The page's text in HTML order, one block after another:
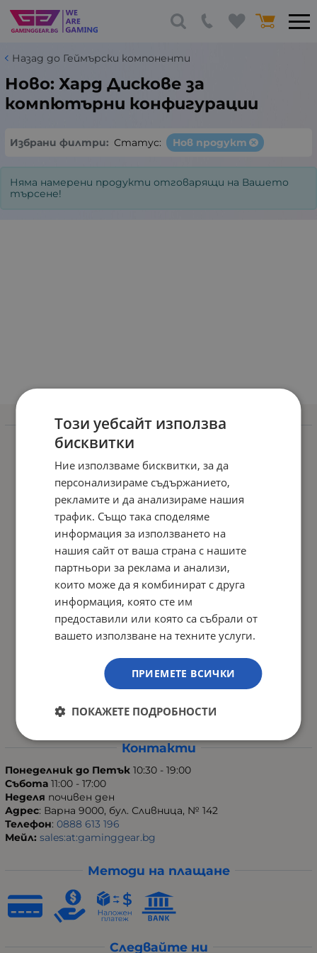
Назад до Геймърски компоненти
Ново: Хард Дискове за
компютърни конфигурации
Избрани филтри: Статус: Нов продукт
Няма намерени продукти отговарящи на Вашето
търсене!
Информация
Доставка и плащане
Гаранционни условия
Политиката за поверителност
Политика за използване на бисквитки
Решаване на спорове - ОРС
Отказ от онлайн поръчка
Условия за връщане
За Нас
Отзиви
Карта на сайта
Контакти
Понеделник до Петък 10:30 - 19:00
Събота 11:00 - 17:00
Неделя почивен ден
Адрес: Варна 9000, бул. Сливница, № 142
Телефон: 0888 613 196
Мейл: sales:at:gaminggear.bg
Методи на плащане
Следвайте ни
Този уебсайт използва
бисквитки
Ние използваме бисквитки, за да
персонализираме съдържанието,
рекламите и да анализираме нашия
трафик. Също така споделяме
информация за използването на
нашия сайт от ваша страна с нашите
партньори за реклама и анализи,
които може да я комбинират с друга
информация, която сте им
предоставили или която са събрали от
вашето използване на техните услуги.
ПРИЕМЕТЕ ВСИЧКИ
ПОКАЖЕТЕ ПОДРОБНОСТИ